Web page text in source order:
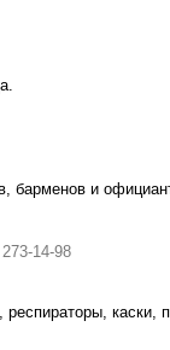
барменов и
273-14-98
каски,